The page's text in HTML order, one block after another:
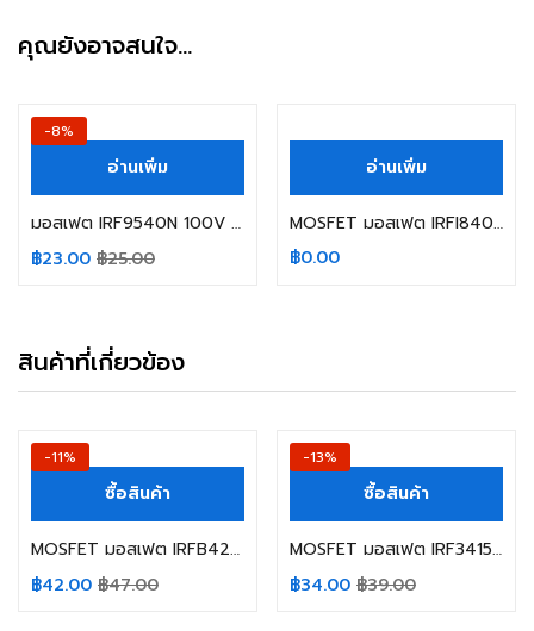
คุณยังอาจสนใจ…
-8%
อ่านเพิ่ม
มอสเฟต IRF9540N 100V 140W 23A 25C IR
฿23.00 ฿25.00
อ่านเพิ่ม
MOSFET มอสเฟต IRFI840G IR
฿0.00
สินค้าที่เกี่ยวข้อง
-11%
ซื้อสินค้า
MOSFET มอสเฟต IRFB4227 IR 130A/200V TO-220
฿42.00 ฿47.00
-13%
ซื้อสินค้า
MOSFET มอสเฟต IRF3415 IR TO-220 150V 43A
฿34.00 ฿39.00